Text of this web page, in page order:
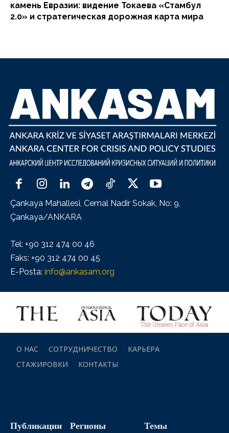
камень Евразии: видение Токаева «Стамбул
2.0» и стратегическая дорожная карта мира
Çankaya Mahallesi, Cemal Nadir Sokak, No: 9,
Çankaya/ANKARA
Tel: +90 312 474 00 46
Faks: +90 312 474 00 45
E-Posta: info@ankasam.org
О НАС СОТРУДНИЧЕСТВО
КАРЬЕРА
СТАЖИРОВКИ
КОНТАКТЫ
Публикации Регионы Темы